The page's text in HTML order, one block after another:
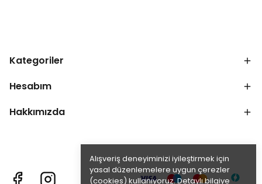
Alışveriş deneyiminizi iyileştirmek için
yasal düzenlemelere uygun çerezler
(cookies) kullanıyoruz. Detaylı bilgiye
Kategoriler
Hesabım
Hakkımızda